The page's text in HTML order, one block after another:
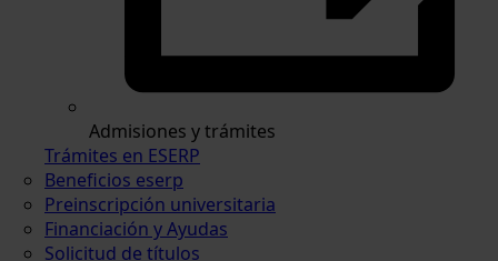
Admisiones y trámites
Trámites en ESERP
Beneficios eserp
Preinscripción universitaria
Financiación y Ayudas
Solicitud de títulos